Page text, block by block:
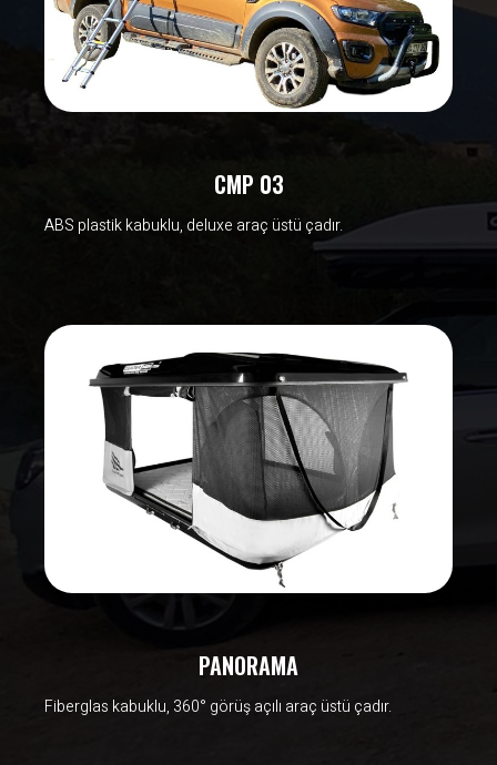
CMP 03
ABS plastik kabuklu, deluxe araç üstü çadır.
PANORAMA
Fiberglas kabuklu, 360° görüş açılı araç üstü çadır.